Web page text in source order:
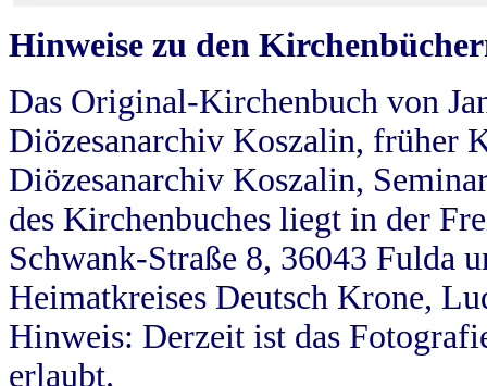
Hinweise zu den
Das Original-Kirchenbuch von
Diözesanarchiv Koszalin, früher
Diözesanarchiv Koszalin,
des Kirchenbuches liegt in der
Schwank-Straße 8, 36043 Fulda
Heimatkreises Deutsch Krone,
Hinweis: Derzeit ist das
erlaubt.